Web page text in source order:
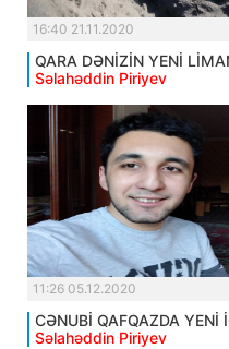
16:40 21.11.2020
QARA DƏNİZİN YENİ
Səlahəddin Piriyev
11:26 05.12.2020
CƏNUBİ QAFQAZDA YENİ
Səlahəddin Piriyev